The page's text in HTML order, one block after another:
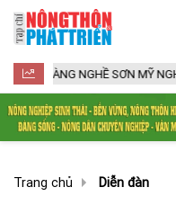
NGHỀ SƠN MỸ NGHỆ SƠN
Trang chủ Diễn đàn